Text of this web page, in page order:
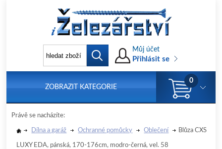
Můj účet
Přihlásit se
ZOBRAZIT KATEGORIE
0
Právě se nacházíte:
Dílna a garáž Ochranné pomůcky Oblečení Blůza CXS
LUXY EDA, pánská, 170-176cm, modro-černá, vel. 58